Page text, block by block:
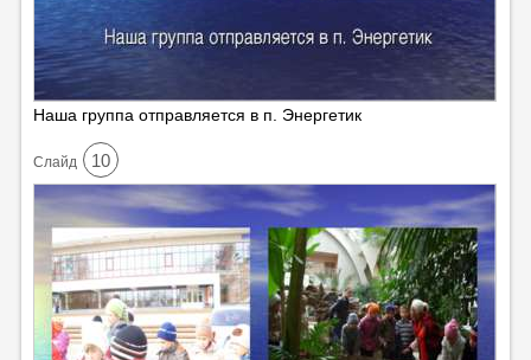
Наша группа отправляется в п. Энергетик
Cлайд 10